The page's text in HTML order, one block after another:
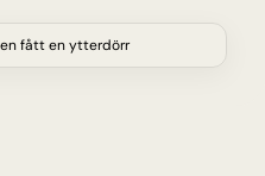
fått en ytterdörr